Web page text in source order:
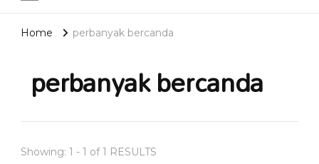
Home perbanyak bercanda
perbanyak bercanda
Showing: 1 - 1 of 1 RESULTS